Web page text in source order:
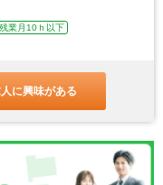
残業月10ｈ以下
に興味がある